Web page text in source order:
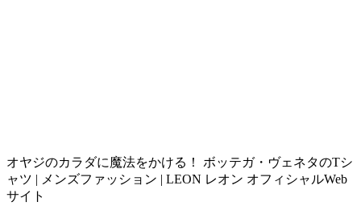
オヤジのカラダに魔法をかける！ ボッテガ・ヴェネタのTシ
ャツ | メンズファッション | LEON レオン オフィシャルWeb
サイト